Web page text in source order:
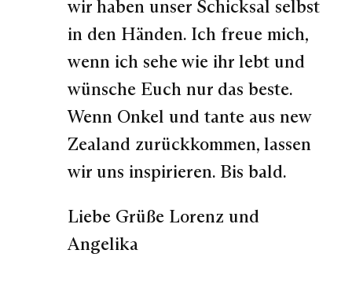
wir haben unser Schicksal selbst
in den Händen. Ich freue mich,
wenn ich sehe wie ihr lebt und
wünsche Euch nur das beste.
Wenn Onkel und tante aus new
Zealand zurückkommen, lassen
wir uns inspirieren. Bis bald.
Liebe Grüße Lorenz und
Angelika